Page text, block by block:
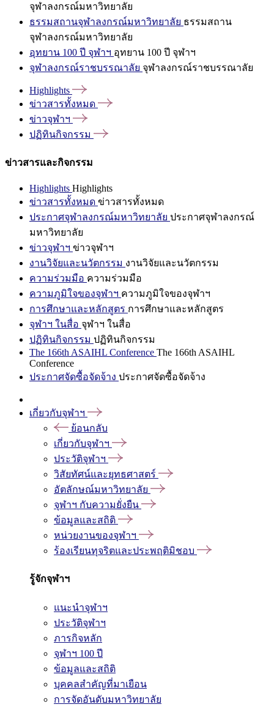
จุฬาลงกรณ์มหาวิทยาลัย
ธรรมสถานจุฬาลงกรณ์มหาวิทยาลัย ธรรมสถาน
จุฬาลงกรณ์มหาวิทยาลัย
อุทยาน 100 ปี จุฬาฯ อุทยาน 100 ปี จุฬาฯ
จุฬาลงกรณ์ราชบรรณาลัย จุฬาลงกรณ์ราชบรรณาลัย
Highlights
ข่าวสารทั้งหมด
ข่าวจุฬาฯ
ปฏิทินกิจกรรม
ข่าวสารและกิจกรรม
Highlights Highlights
ข่าวสารทั้งหมด ข่าวสารทั้งหมด
ประกาศจุฬาลงกรณ์มหาวิทยาลัย ประกาศจุฬาลงกรณ์
มหาวิทยาลัย
ข่าวจุฬาฯ ข่าวจุฬาฯ
งานวิจัยและนวัตกรรม งานวิจัยและนวัตกรรม
ความร่วมมือ ความร่วมมือ
ความภูมิใจของจุฬาฯ ความภูมิใจของจุฬาฯ
การศึกษาและหลักสูตร การศึกษาและหลักสูตร
จุฬาฯ ในสื่อ จุฬาฯ ในสื่อ
ปฏิทินกิจกรรม ปฏิทินกิจกรรม
The 166th ASAIHL Conference The 166th ASAIHL
Conference
ประกาศจัดซื้อจัดจ้าง ประกาศจัดซื้อจัดจ้าง
เกี่ยวกับจุฬาฯ
ย้อนกลับ
เกี่ยวกับจุฬาฯ
ประวัติจุฬาฯ
วิสัยทัศน์และยุทธศาสตร์
อัตลักษณ์มหาวิทยาลัย
จุฬาฯ กับความยั่งยืน
ข้อมูลและสถิติ
หน่วยงานของจุฬาฯ
ร้องเรียนทุจริตและประพฤติมิชอบ
รู้จักจุฬาฯ
แนะนำจุฬาฯ
ประวัติจุฬาฯ
ภารกิจหลัก
จุฬาฯ 100 ปี
ข้อมูลและสถิติ
บุคคลสำคัญที่มาเยือน
การจัดอันดับมหาวิทยาลัย